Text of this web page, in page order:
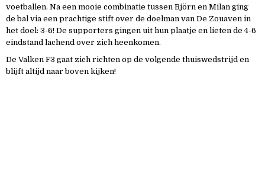
voetballen. Na een mooie combinatie tussen Björn en Milan ging
de bal via een prachtige stift over de doelman van De Zouaven in
het doel: 3-6! De supporters gingen uit hun plaatje en lieten de 4-6
eindstand lachend over zich heenkomen.
De Valken F3 gaat zich richten op de volgende thuiswedstrijd en
blijft altijd naar boven kijken!